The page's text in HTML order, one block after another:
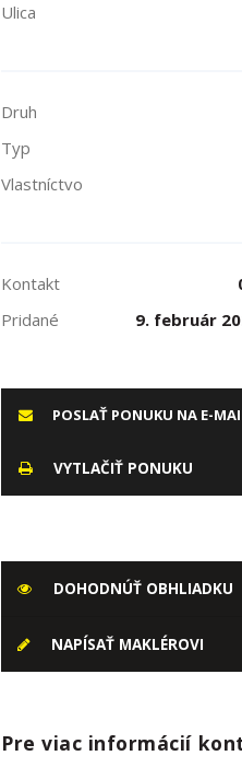
Ulica
Druh
Typ
Vlastníctvo
Kontakt
Pridané
9. február
POSLAŤ PONUKU NA E-
VYTLAČIŤ PONUKU
DOHODNÚŤ OBHLIADKU
NAPÍSAŤ MAKLÉROVI
Pre viac informácií